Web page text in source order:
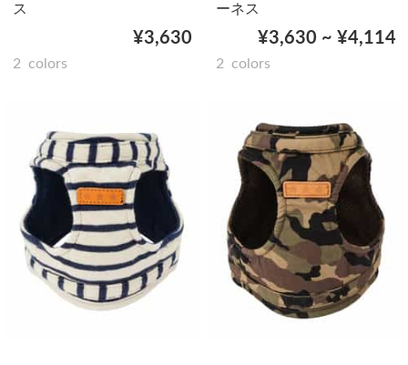
ス
¥3,630
2 colors
ーネス
¥3,630 ~ ¥4,114
2 colors